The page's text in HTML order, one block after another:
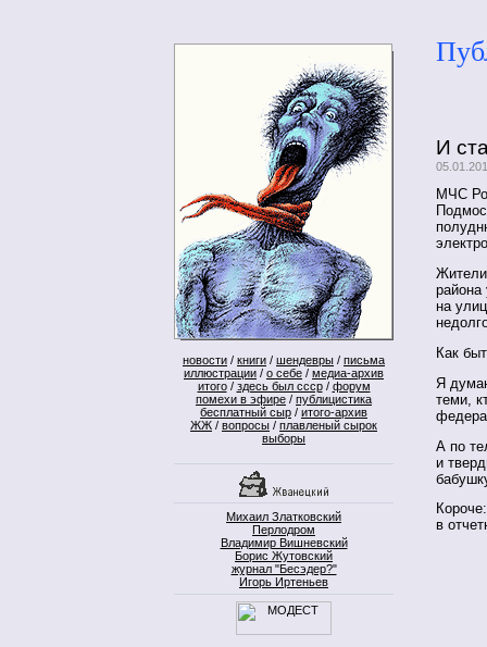
новости / книги / шендевры / письма
иллюстрации / о себе / медиа-архив
итого/ здесь был ссср/ форум
помехи в эфире / публицистика
бесплатный сыр / итого-архив
ЖЖ / вопросы / плавленый сырок
выборы
Михаил Златковский
Перлодром
Владимир Вишневский
Борис Жутовский
журнал "Бесэдер?"
Игорь Иртеньев
И
МЧС
Жители
района
на
Как
Я
теми,
А по
и
в